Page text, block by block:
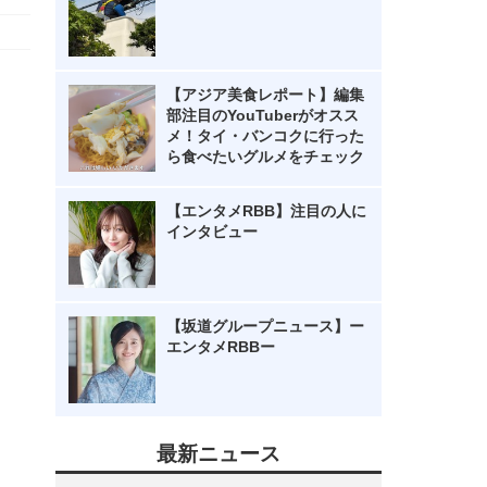
【アジア美食レポート】編集
部注目のYouTuberがオスス
メ！タイ・バンコクに行った
ら食べたいグルメをチェック
【エンタメRBB】注目の人に
インタビュー
【坂道グループニュース】ー
エンタメRBBー
最新ニュース